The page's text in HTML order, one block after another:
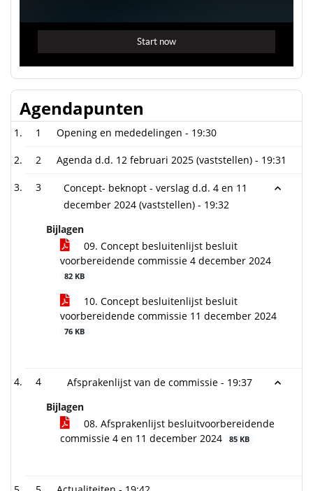
Agendapunten
1 Opening en mededelingen - 19:30
2 Agenda d.d. 12 februari 2025 (vaststellen) - 19:31
3
Concept- beknopt - verslag d.d. 4 en 11
december 2024 (vaststellen) - 19:32
Bijlagen
09. Concept besluitenlijst besluit
voorbereidende commissie 4 december 2024
82 KB
10. Concept besluitenlijst besluit
voorbereidende commissie 11 december 2024
76 KB
4 Afsprakenlijst van de commissie - 19:37
Bijlagen
08. Afsprakenlijst besluitvoorbereidende
commissie 4 en 11 december 2024
85 KB